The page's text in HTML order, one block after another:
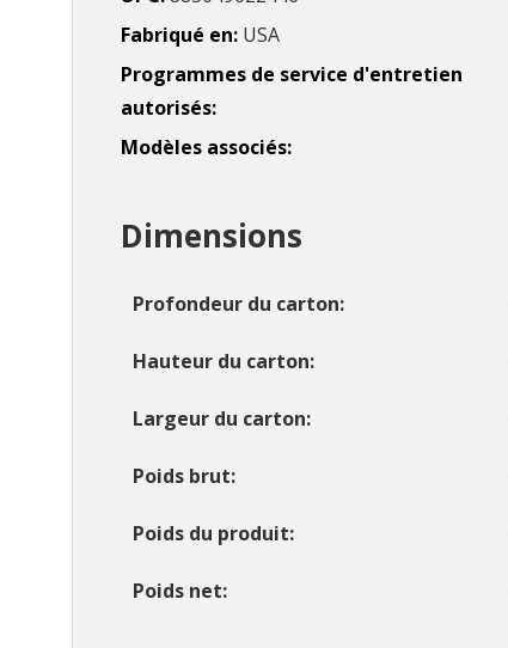
Fabriqué en USA
Programmes de service d'entretien
autorisés
Modèles associés
Dimensions
Profondeur du carton
Hauteur du carton
Largeur du carton
Poids brut
Poids du produit
Poids net